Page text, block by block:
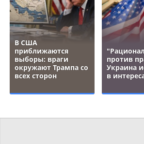
В США
приближаются
выборы: враги
окружают Трампа со
всех сторон
против
Украина
в